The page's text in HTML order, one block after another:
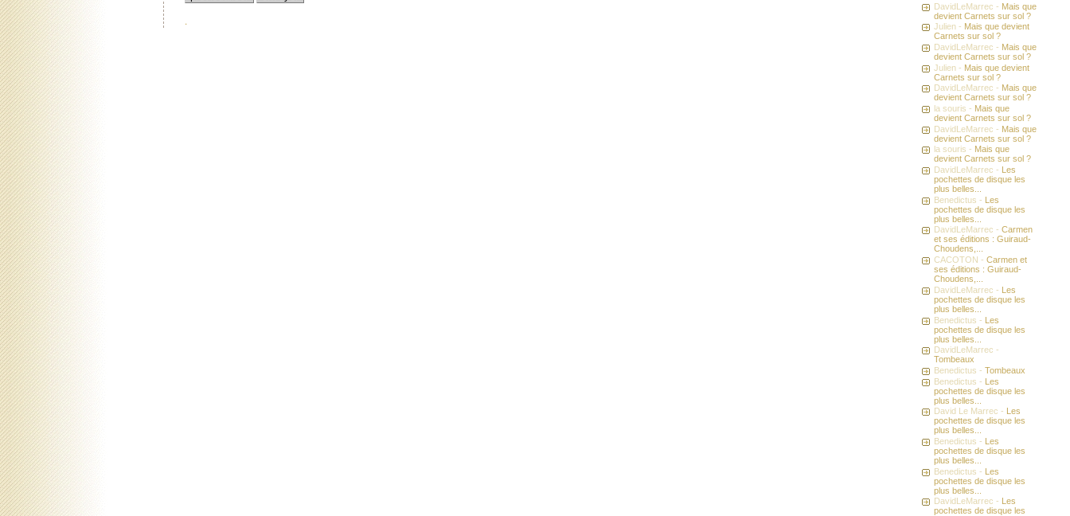
.
DavidLeMarrec - Mais que
devient Carnets sur sol ?
Julien - Mais que devient
Carnets sur sol ?
DavidLeMarrec - Mais que
devient Carnets sur sol ?
Julien - Mais que devient
Carnets sur sol ?
DavidLeMarrec - Mais que
devient Carnets sur sol ?
la souris - Mais que
devient Carnets sur sol ?
DavidLeMarrec - Mais que
devient Carnets sur sol ?
la souris - Mais que
devient Carnets sur sol ?
DavidLeMarrec - Les
pochettes de disque les
plus belles...
Benedictus - Les
pochettes de disque les
plus belles...
DavidLeMarrec -Carmen
et ses éditions : Guiraud-
Choudens,...
CACOTON -Carmen et
ses éditions : Guiraud-
Choudens,...
DavidLeMarrec - Les
pochettes de disque les
plus belles...
Benedictus - Les
pochettes de disque les
plus belles...
DavidLeMarrec -
Tombeaux
Benedictus -Tombeaux
Benedictus - Les
pochettes de disque les
plus belles...
David Le Marrec -
Les
pochettes de disque les
plus belles...
Benedictus - Les
pochettes de disque les
plus belles...
Benedictus - Les
pochettes de disque les
plus belles...
DavidLeMarrec -
Les
pochettes de disque les